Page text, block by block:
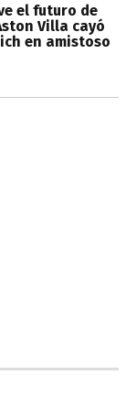
el futuro de
Villa cayó
en amistoso